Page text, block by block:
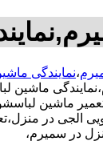
،نمایندگی
ماشین
در
در سمیرم،